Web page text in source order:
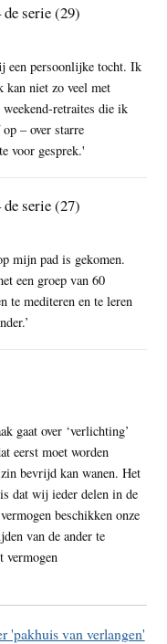
de serie (29)
een persoonlijke tocht. Ik
kan niet zo veel met
retraites die ik
– over starre
voor gesprek.'
de serie (27)
mijn pad is gekomen.
een groep van 60
te mediteren en te leren
gaat over ‘verlichting’
eerst moet worden
bevrijd kan wanen. Het
dat wij ieder delen in de
beschikken onze
van de ander te
vermogen
'pakhuis van verlangen'